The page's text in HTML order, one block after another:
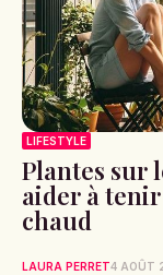
LIFESTYLE
Plantes sur
aider à
chaud
LAURA PERRET4 AOÛT